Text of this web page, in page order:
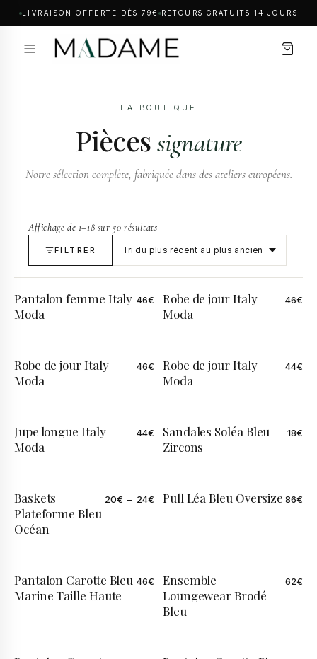
LIVRAISON OFFERTE DÈS 79€ RETOURS GRATUITS 14 JOURS
LA BOUTIQUE
Piècessignature
Notre sélection complète, fabriquée dans des ateliers européens.
Affichage de 1–18 sur 50 résultats
FILTRER
Pantalon femme Italy
Moda
46€
Robe de jour Italy
Moda
46€
Robe de jour Italy
Moda
46€
Robe de jour Italy
Moda
44€
Jupe longue Italy
Moda
44€
Sandales Soléa Bleu
Zircons
18€
ÉDITION LIMITÉE
Baskets
Plateforme Bleu
Océan
20€ – 24€ ÉDITION LIMITÉE
Pull Léa Bleu Oversize 86€
Pantalon Carotte Bleu
Marine Taille Haute
46€
Ensemble
Loungewear Brodé
Bleu
62€